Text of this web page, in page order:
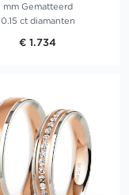
mm Gematteerd
0.15 ct diamanten
€ 1.734